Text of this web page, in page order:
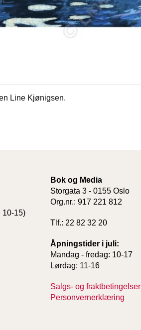
Line Kjønigsen.
10-15)
Bok og Media
Storgata 3 - 0155 Oslo
Org.nr.: 917 221 812
Tlf.: 22 82 32 20
Åpningstider i juli:
Mandag - fredag: 10-17
Lørdag: 11-16
Salgs- og fraktbetingelser
Personvernerklæring